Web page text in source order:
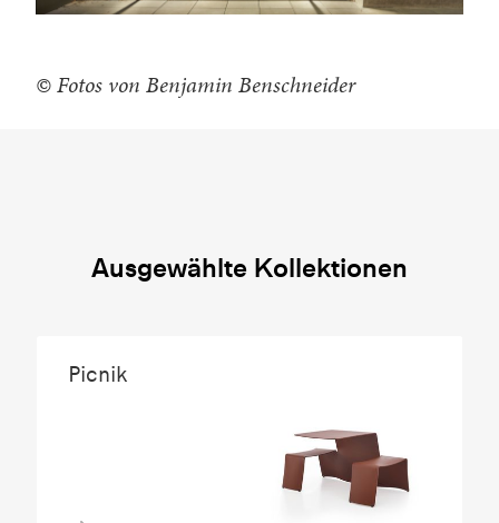
© Fotos von Benjamin Benschneider
Ausgewählte Kollektionen
Picnik